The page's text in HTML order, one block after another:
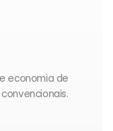
economia de